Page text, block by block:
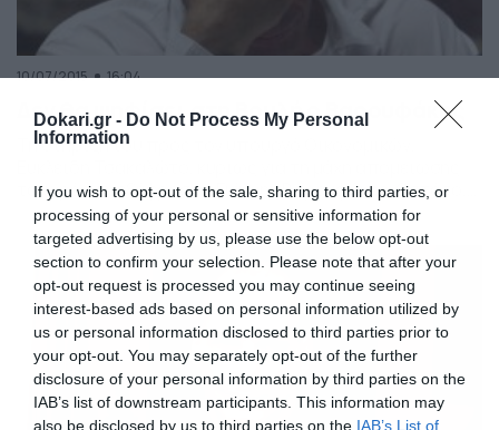
Dokari.gr - Do Not Process My Personal
Information
If you wish to opt-out of the sale, sharing to third parties, or
processing of your personal or sensitive information for
targeted advertising by us, please use the below opt-out
section to confirm your selection. Please note that after your
opt-out request is processed you may continue seeing
interest-based ads based on personal information utilized by
us or personal information disclosed to third parties prior to
your opt-out. You may separately opt-out of the further
disclosure of your personal information by third parties on the
IAB’s list of downstream participants. This information may
also be disclosed by us to third parties on the IAB’s List of
10/07/2015 16:04
Δεν θα ψηφίσει στη Βουλή ο Βαρουφάκης
Τη στήριξή του προς τον υπουργό Οικονομικών,
του χρέους, εξέφρασε ο Γιάννης Βαρουφάκης. Ωστόσο,
με δεύτερο μήνυμά του μέσω Twitter ξεκαθάρισε πως
για οικογενειακούς λόγους δεν θα παραβρεθεί στη
μεταμεσονύχτια ψηφοφορία στη Βουλή.